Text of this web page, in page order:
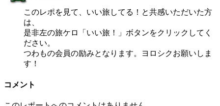
このレポを見て、いい旅してる！と共感いただいた方
は、
是非左の旅ケロ「いい旅！」ボタンをクリックしてく
ださい。
つわもの会員の励みとなります。ヨロシクお願いしま
す！
コメント